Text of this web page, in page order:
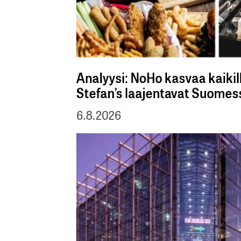
Analyysi: NoHo kasvaa
Stefan’s laajentavat
6.8.2026